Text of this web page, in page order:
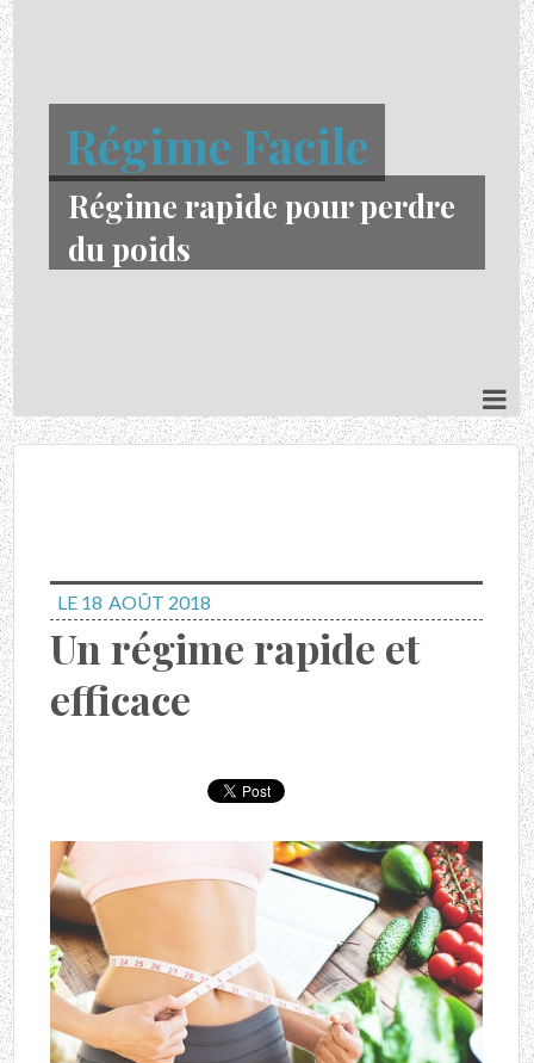
Régime Facile
Régime rapide pour perdre
du poids
LE 18 AOÛT 2018
Un régime rapide et
efficace